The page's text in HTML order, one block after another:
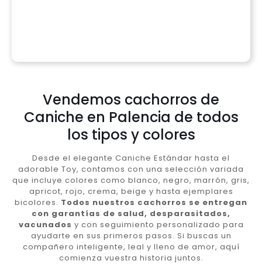
Vendemos cachorros de
Caniche en Palencia de todos
los tipos y colores
Desde el elegante Caniche Estándar hasta el
adorable Toy, contamos con una selección variada
que incluye colores como blanco, negro, marrón, gris,
apricot, rojo, crema, beige y hasta ejemplares
bicolores. Todos nuestros cachorros se entregan
con garantías de salud, desparasitados,
vacunados y con seguimiento personalizado para
ayudarte en sus primeros pasos. Si buscas un
compañero inteligente, leal y lleno de amor, aquí
comienza vuestra historia juntos.